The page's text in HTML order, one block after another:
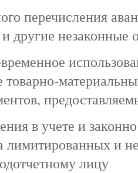
перечисления
другие незаконные
товарно-
в учете и
лимитированных и
лицу